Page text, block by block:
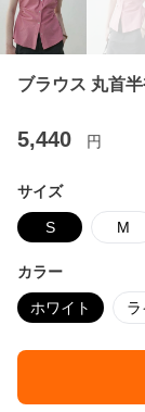
ブラウス 丸首
5,440 円
サイズ
S M
カラー
ホワイト